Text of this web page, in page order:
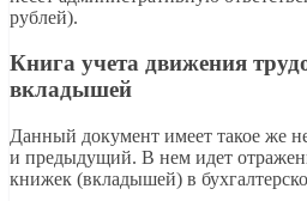
рублей).
Книга учета движения
вкладышей
Данный документ имеет такое же
и предыдущий. В нем идет
книжек (вкладышей) в